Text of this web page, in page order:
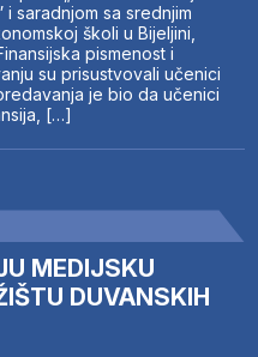
i saradnjom sa srednjim
školi u Bijeljini,
pismenost i
su prisustvovali učenici
je bio da učenici
[…]
MEDIJSKU
DUVANSKIH